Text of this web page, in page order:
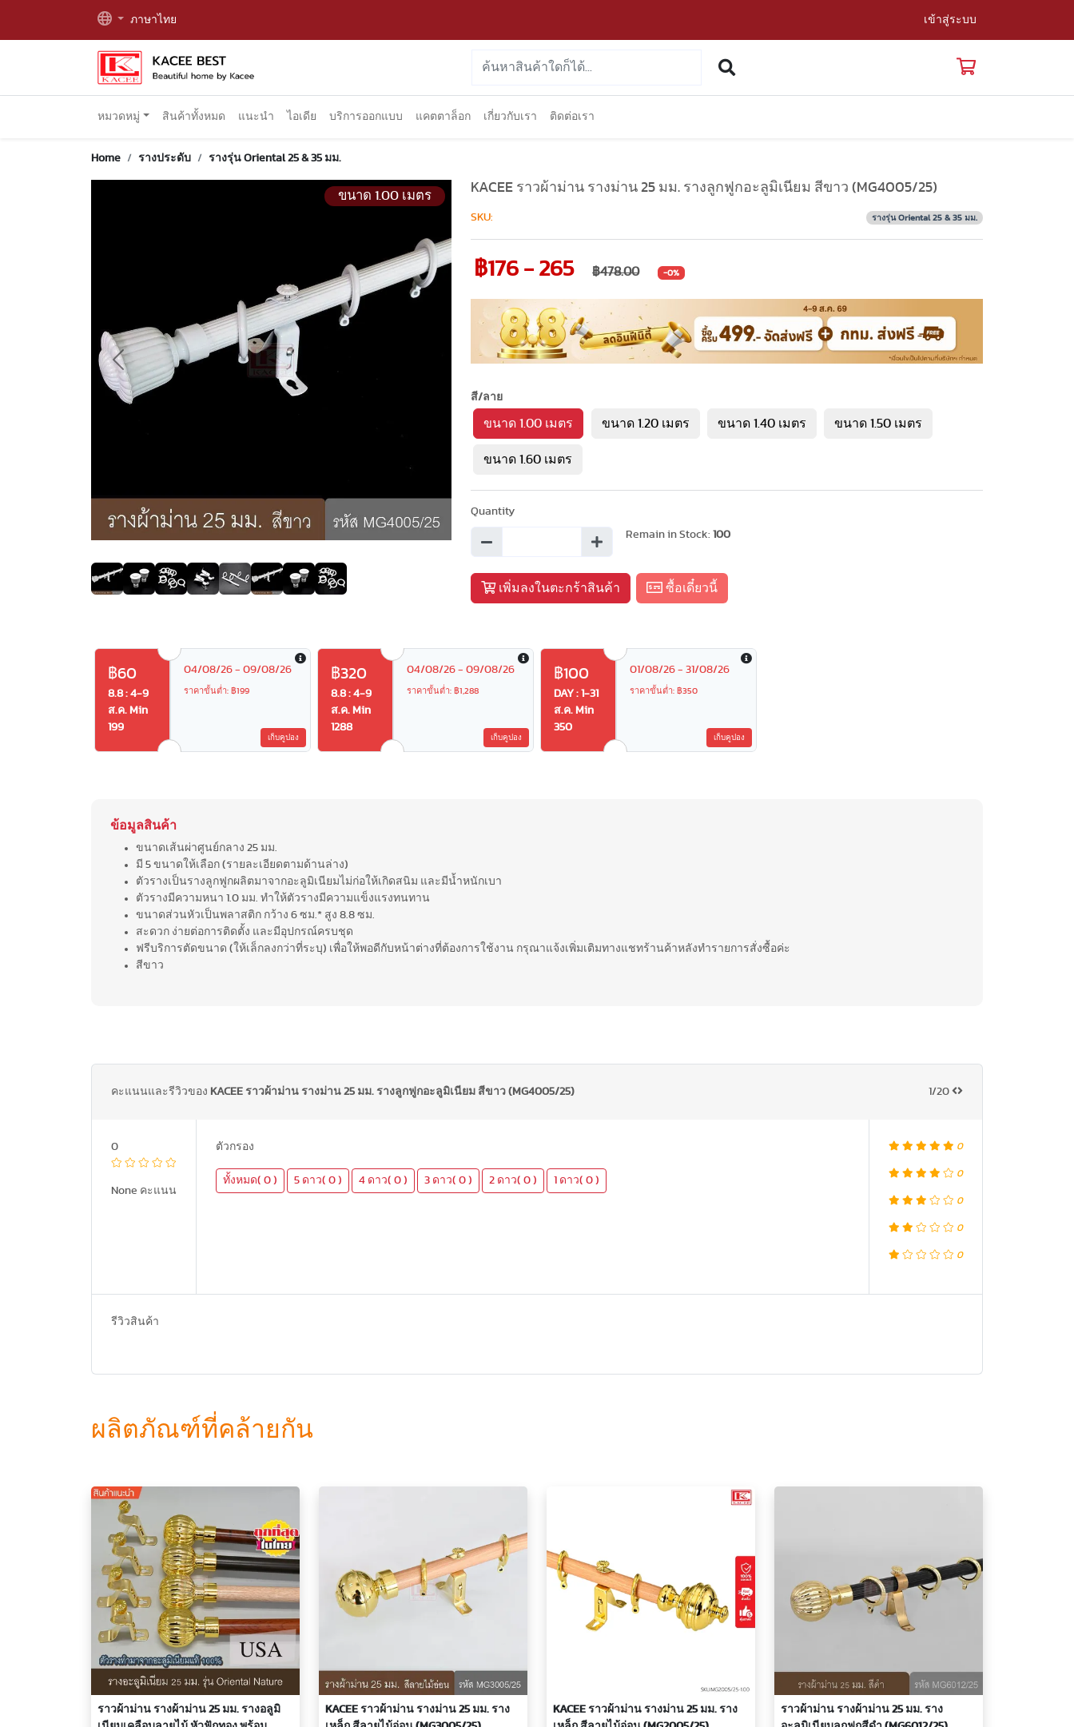
ภาษาไทย เข้าสู่ระบบ
หมวดหมู่ สินค้าทั้งหมด แนะนำ ไอเดีย บริการออกแบบ แคตตาล็อก เกี่ยวกับเรา ติดต่อเรา
Home รางประดับ รางรุ่น Oriental 25 & 35 มม.
ขนาด 1.00 เมตร
Previous
KACEE ราวผ้าม่าน รางม่าน 25 มม. รางลูกฟูกอะลูมิเนียม สีขาว (MG4005/25)
SKU: รางรุ่น Oriental 25 & 35 มม.
฿176 - 265 ฿478.00 -0%
สี/ลาย
ขนาด 1.00 เมตร ขนาด 1.20 เมตร ขนาด 1.40 เมตร ขนาด 1.50 เมตร
ขนาด 1.60 เมตร
Quantity
Remain in Stock: 100
เพิ่มลงในตะกร้าสินค้า ซื้อเดี๋ยวนี้
฿60
8.8 : 4-9
ส.ค. Min
199
04/08/26 - 09/08/26
ราคาขั้นต่ำ: ฿199
เก็บคูปอง
฿320
8.8 : 4-9
ส.ค. Min
1288
04/08/26 - 09/08/26
ราคาขั้นต่ำ: ฿1,288
เก็บคูปอง
฿100
DAY : 1-31
ส.ค. Min
350
01/08/26 - 31/08/26
ราคาขั้นต่ำ: ฿350
เก็บคูปอง
ข้อมูลสินค้า
ขนาดเส้นผ่าศูนย์กลาง 25 มม.
มี 5 ขนาดให้เลือก (รายละเอียดตามด้านล่าง)
ตัวรางเป็นรางลูกฟูกผลิตมาจากอะลูมิเนียมไม่ก่อให้เกิดสนิม และมีน้ำหนักเบา
ตัวรางมีความหนา 1.0 มม. ทำให้ตัวรางมีความแข็งแรงทนทาน
ขนาดส่วนหัวเป็นพลาสติก กว้าง 6 ซม.* สูง 8.8 ซม.
สะดวก ง่ายต่อการติดตั้ง และมีอุปกรณ์ครบชุด
ฟรีบริการตัดขนาด (ให้เล็กลงกว่าที่ระบุ) เพื่อให้พอดีกับหน้าต่างที่ต้องการใช้งาน กรุณาแจ้งเพิ่มเติมทางแชทร้านค้าหลังทำรายการสั่งซื้อค่ะ
สีขาว
คะแนนและรีวิวของ KACEE ราวผ้าม่าน รางม่าน 25 มม. รางลูกฟูกอะลูมิเนียม สีขาว (MG4005/25) 1/20
0
None คะแนน
ตัวกรอง
ทั้งหมด( 0 ) 5 ดาว( 0 ) 4 ดาว( 0 ) 3 ดาว( 0 ) 2 ดาว( 0 ) 1 ดาว( 0 )
0
0
0
0
0
รีวิวสินค้า
ผลิตภัณฑ์ที่คล้ายกัน
ราวผ้าม่าน รางผ้าม่าน 25 มม. รางอลูมิ
KACEE ราวผ้าม่าน รางม่าน 25 มม. ราง
KACEE ราวผ้าม่าน รางม่าน 25 มม. ราง
ราวผ้าม่าน รางผ้าม่าน 25 มม. ราง